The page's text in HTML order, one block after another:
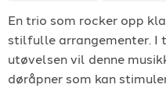
For musiker
En trio som rocker opp
stilfulle arrangementer.
utøvelsen vil denne
døråpner som kan